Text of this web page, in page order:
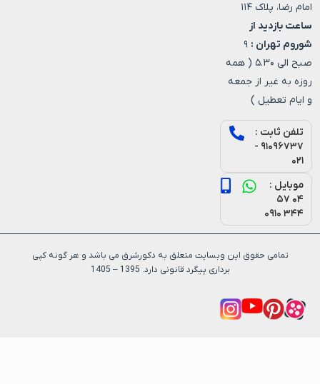
امام رضا، پلاک ۱۱۴
ساعت بازدید از
شوروم تهران : ۹
صبح الی ۵.۳۰ ( همه
روزه به غیر از جمعه
و ایام تعطیل )
تلفن ثابت :
۹۱۰۹۶۷۳۷ -
۰۲۱
موبایل :
۰۴ ۵۷
۳۴۴ ۰۹۱۰
تمامی حقوق این وبسایت متعلق به دکورشرق می باشد و هر گونه کپی
برداری پیگرد قانونی دارد. 1395 – 1405